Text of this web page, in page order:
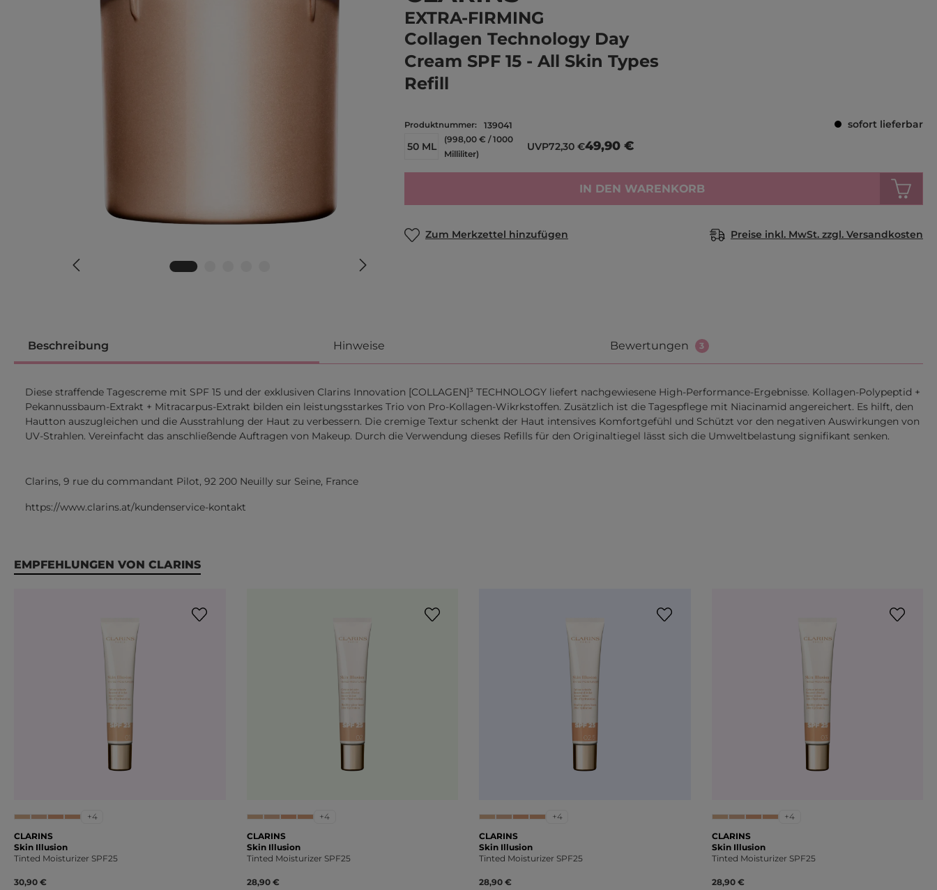
EXTRA-FIRMING
Collagen Technology Day
Cream SPF 15 - All Skin Types
Refill
Produktnummer: 139041
sofort lieferbar
50 ML
(998,00 € / 1000
Milliliter)
UVP72,30 €49,90 €
IN DEN WARENKORB
Zum Merkzettel hinzufügen Preise inkl. MwSt. zzgl. Versandkosten
Beschreibung Hinweise Bewertungen 3
Diese straffende Tagescreme mit SPF 15 und der exklusiven Clarins Innovation [COLLAGEN]³ TECHNOLOGY liefert nachgewiesene High-Performance-Ergebnisse. Kollagen-Polypeptid +
Pekannussbaum-Extrakt + Mitracarpus-Extrakt bilden ein leistungsstarkes Trio von Pro-Kollagen-Wikrkstoffen. Zusätzlich ist die Tagespflege mit Niacinamid angereichert. Es hilft, den
Hautton auszugleichen und die Ausstrahlung der Haut zu verbessern. Die cremige Textur schenkt der Haut intensives Komfortgefühl und Schützt vor den negativen Auswirkungen von
UV-Strahlen. Vereinfacht das anschließende Auftragen von Makeup. Durch die Verwendung dieses Refills für den Originaltiegel lässt sich die Umweltbelastung signifikant senken.
Clarins, 9 rue du commandant Pilot, 92 200 Neuilly sur Seine, France
https://www.clarins.at/kundenservice-kontakt
Produktgalerie überspringen
EMPFEHLUNGEN VON CLARINS
+4
CLARINS
Skin Illusion
Tinted Moisturizer SPF25
30,90 €
+4
CLARINS
Skin Illusion
Tinted Moisturizer SPF25
28,90 €
+4
CLARINS
Skin Illusion
Tinted Moisturizer SPF25
28,90 €
+4
CLARINS
Skin Illusion
Tinted Moisturizer SPF25
28,90 €